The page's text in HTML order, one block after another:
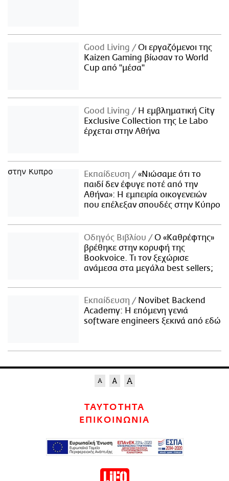
Good Living
Οι εργαζόμενοι της
Kaizen Gaming βίωσαν το World
Cup από "μέσα"
Good Living
Η εμβληματική City
Exclusive Collection της Le Labo
έρχεται στην Αθήνα
Εκπαίδευση
«Νιώσαμε ότι το
παιδί δεν έφυγε ποτέ από την
Αθήνα»: Η εμπειρία οικογενειών
που επέλεξαν σπουδές στην Κύπρο
Οδηγός Βιβλίου
Ο «Καθρέφτης»
βρέθηκε στην κορυφή της
Bookvoice. Τι τον ξεχώρισε
ανάμεσα στα μεγάλα best sellers;
Εκπαίδευση
Novibet Backend
Academy: Η επόμενη γενιά
software engineers ξεκινά από εδώ
ΤΑΥΤΟΤΗΤΑ
ΕΠΙΚΟΙΝΩΝΙΑ